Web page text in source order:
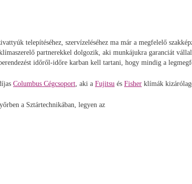
telepítéséhez, szervízeléséhez ma már a megfelelő
partnerekkel dolgozik, aki munkájukra garanciát
időről-időre karban kell tartani, hogy mindig a
Columbus Cégcsoport , aki a Fujitsu és Fisher klímák
a Sztártechnikában, legyen az